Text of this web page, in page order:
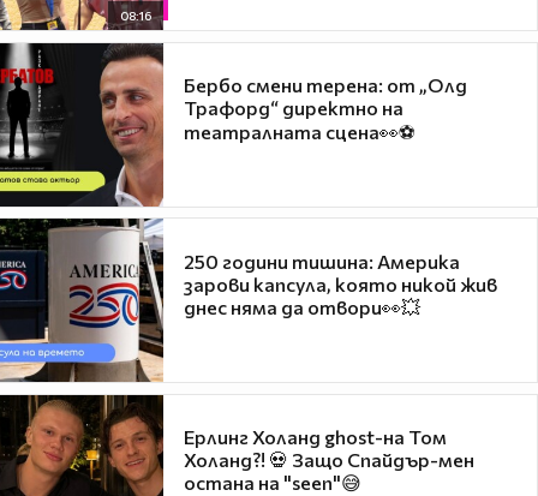
08:16
Бербо смени терена: от „Олд
Трафорд“ директно на
театралната сцена👀⚽
250 години тишина: Америка
зарови капсула, която никой жив
днес няма да отвори👀💥
Ерлинг Холанд ghost-на Том
Холанд?! 💀 Защо Спайдър-мен
остана на "seen"😅